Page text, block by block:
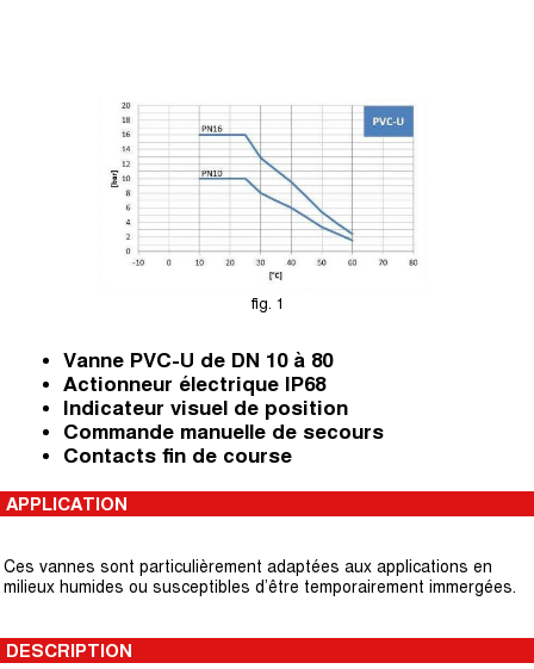
fig. 1
Vanne PVC-U de DN 10 à 80
Actionneur électrique IP68
Indicateur visuel de position
Commande manuelle de secours
Contacts fin de course
APPLICATION
Ces vannes sont particulièrement adaptées aux applications en
milieux humides ou susceptibles d’être temporairement immergées.
DESCRIPTION